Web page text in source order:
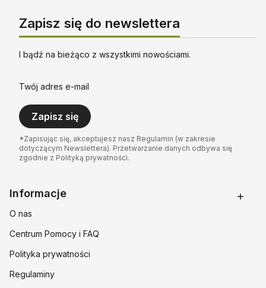
Zapisz się do newslettera
I bądź na bieżąco z wszystkimi nowościami.
Twój adres e-mail
Zapisz się
*Zapisując się, akceptujesz nasz Regulamin (w zakresie
dotyczącym Newslettera). Przetwarzanie danych odbywa się
zgodnie z Polityką prywatności.
Linki w stopce
Informacje
O nas
Centrum Pomocy i FAQ
Polityka prywatności
Regulaminy